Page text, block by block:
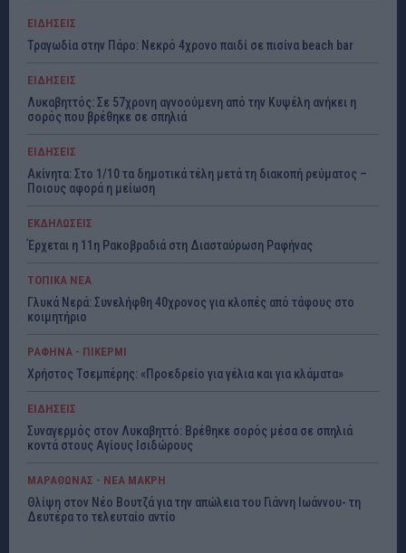
ΕΙΔΗΣΕΙΣ
Τραγωδία στην Πάρο: Νεκρό 4χρονο παιδί σε πισίνα beach bar
ΕΙΔΗΣΕΙΣ
Λυκαβηττός: Σε 57χρονη αγνοούμενη από την Κυψέλη ανήκει η
σορός που βρέθηκε σε σπηλιά
ΕΙΔΗΣΕΙΣ
Ακίνητα: Στο 1/10 τα δημοτικά τέλη μετά τη διακοπή ρεύματος –
Ποιους αφορά η μείωση
ΕΚΔΗΛΩΣΕΙΣ
Έρχεται η 11η Ρακοβραδιά στη Διασταύρωση Ραφήνας
ΤΟΠΙΚΑ ΝΕΑ
Γλυκά Νερά: Συνελήφθη 40χρονος για κλοπές από τάφους στο
κοιμητήριο
ΡΑΦΗΝΑ - ΠΙΚΕΡΜΙ
Χρήστος Τσεμπέρης: «Προεδρείο για γέλια και για κλάματα»
ΕΙΔΗΣΕΙΣ
Συναγερμός στον Λυκαβηττό: Βρέθηκε σορός μέσα σε σπηλιά
κοντά στους Αγίους Ισιδώρους
ΜΑΡΑΘΩΝΑΣ - ΝΕΑ ΜΑΚΡΗ
Θλίψη στον Νέο Βουτζά για την απώλεια του Γιάννη Ιωάννου- τη
Δευτέρα το τελευταίο αντίο